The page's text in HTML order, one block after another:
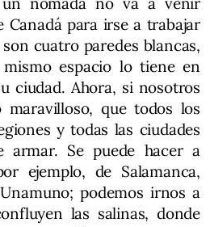
Canadá para irse a trabajar
cuatro paredes blancas,
espacio lo tiene en
ciudad. Ahora, si nosotros
que todos los
y todas las ciudades
armar. Se puede hacer a
ejemplo, de Salamanca,
podemos irnos a
las salinas, donde